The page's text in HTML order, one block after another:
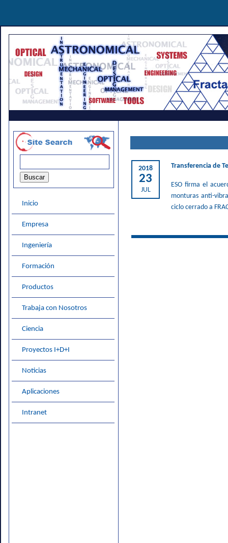
2018
23
JUL
Transferencia de
ESO firma el
monturas anti-
ciclo cerrado a
Inicio
Empresa
Ingeniería
Formación
Productos
Trabaja con Nosotros
Ciencia
Proyectos I+D+I
Noticias
Aplicaciones
Intranet